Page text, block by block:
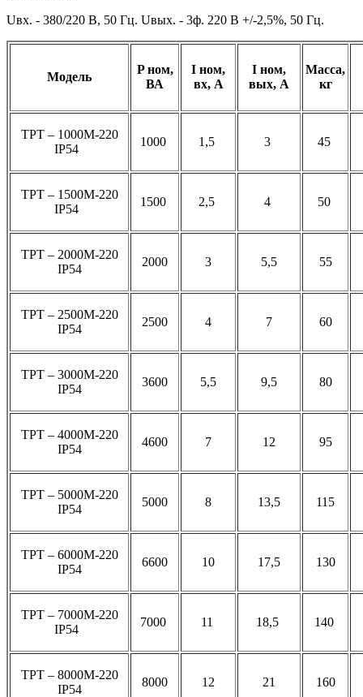
Uвх. - 380/220 В, 50 Гц. Uвых. - 3ф. 220 В +/-2,5%, 50 Гц.
Модель
P ном,
ВА
I ном,
вх, A
I ном,
вых, A
Масса,
кг
ТРТ – 1000М-220
IP54
1000 1,5 3 45
ТРТ – 1500М-220
IP54
1500 2,5 4 50
ТРТ – 2000М-220
IP54
2000 3 5,5 55
ТРТ – 2500М-220
IP54
2500 4 7 60
ТРТ – 3000М-220
IP54
3600 5,5 9,5 80
ТРТ – 4000М-220
IP54
4600 7 12 95
ТРТ – 5000М-220
IP54
5000 8 13,5 115
ТРТ – 6000М-220
IP54
6600 10 17,5 130
ТРТ – 7000М-220
IP54
7000 11 18,5 140
ТРТ – 8000М-220
IP54
8000 12 21 160